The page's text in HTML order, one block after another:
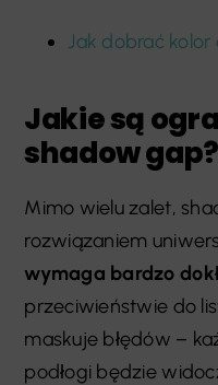
Jak dobrać
Jakie są
shadow gap?
Mimo wielu zalet,
rozwiązaniem
wymaga bardzo
przeciwieństwie do
maskuje błędów –
podłogi będzie